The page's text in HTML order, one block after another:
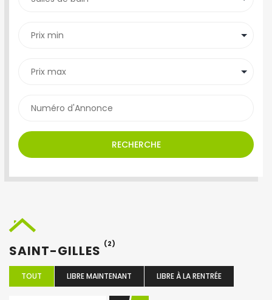
RECHERCHE
SAINT-GILLES (2)
TOUT LIBRE MAINTENANT LIBRE À LA RENTRÉE